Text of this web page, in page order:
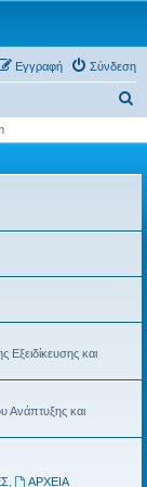
Σύνδεση
Εγγραφή
ζ
τ
σ
Εξειδίκευσης και
Ανάπτυξης και
ΑΡΧΕΙΑ